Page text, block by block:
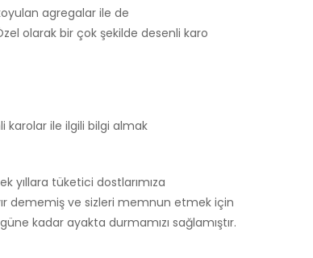
agregalar ile de
olarak bir çok şekilde desenli karo
karolar ile ilgili bilgi almak
yıllara tüketici dostlarımıza
dememiş ve sizleri memnun etmek için
kadar ayakta durmamızı sağlamıştır.